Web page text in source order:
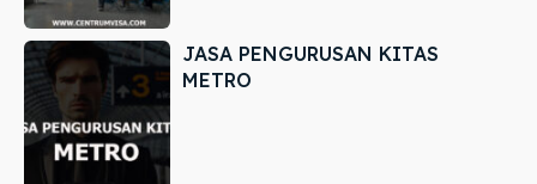
JASA PENGURUSAN KITAS
METRO